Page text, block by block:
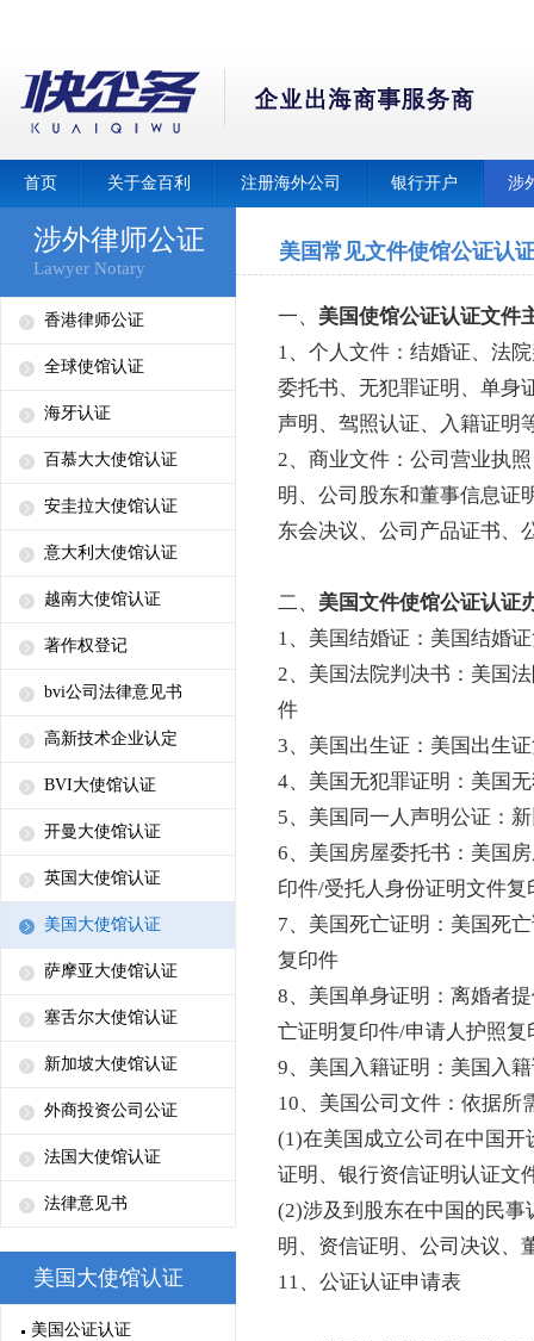
首页 关于金百利 注册海外公司 银行开户 涉
涉外律师公证
Lawyer Notary
香港律师公证
全球使馆认证
海牙认证
百慕大大使馆认证
安圭拉大使馆认证
意大利大使馆认证
越南大使馆认证
著作权登记
bvi公司法律意见书
高新技术企业认定
BVI大使馆认证
开曼大使馆认证
英国大使馆认证
美国大使馆认证
萨摩亚大使馆认证
塞舌尔大使馆认证
新加坡大使馆认证
外商投资公司公证
法国大使馆认证
法律意见书
美国大使馆认证
美国公证认证
美国常见文件使馆公证认
一、 美国使馆公证认证文件
1、个人文件：结婚证、法
委托书、无犯罪证明、单身
声明、驾照认证、入籍证明
2、商业文件：公司营业执
明、公司股东和董事信息证
东会决议、公司产品证书、
二、 美国文件使馆公证认证
1、美国结婚证：美国结婚
2、美国法院判决书：美国
件
3、美国出生证：美国出生
4、美国无犯罪证明：美国
5、美国同一人声明公证：
6、美国房屋委托书：美国
印件/受托人身份证明文件复
7、美国死亡证明：美国死
复印件
8、美国单身证明：离婚者
亡证明复印件/申请人护照复
9、美国入籍证明：美国入
10、美国公司文件：依据所
(1)在美国成立公司在中国
证明、银行资信证明认证文
(2)涉及到股东在中国的民
明、资信证明、公司决议、
11、公证认证申请表